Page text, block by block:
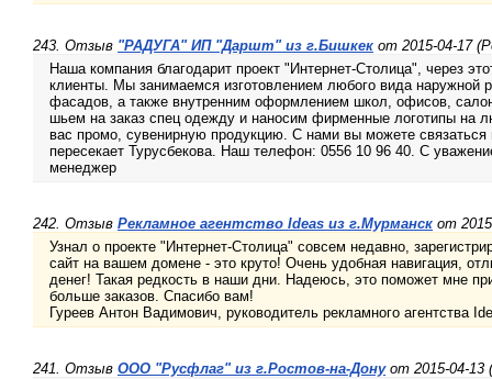
243. Отзыв "РАДУГА" ИП "Даршт" из г.Бишкек от 2015-04-17
Наша компания благодарит проект "Интернет-Столица", через
клиенты. Мы занимаемся изготовлением любого вида
фасадов, а также внутренним оформлением школ, офисов,
шьем на заказ спец одежду и наносим фирменные логотипы на
вас промо, сувенирную продукцию. С нами вы можете
пересекает Турусбекова. Наш телефон: 0556 10 96 40. С
менеджер
242. Отзыв Рекламное агентство Ideas из г.Мурманск от
Узнал о проекте "Интернет-Столица" совсем недавно,
сайт на вашем домене - это круто! Очень удобная навигация,
денег! Такая редкость в наши дни. Надеюсь, это поможет мне
больше заказов. Спасибо вам!
Гуреев Антон Вадимович, руководитель рекламного агентства
241. Отзыв ООО "Русфлаг" из г.Ростов-на-Донуот 2015-04-13